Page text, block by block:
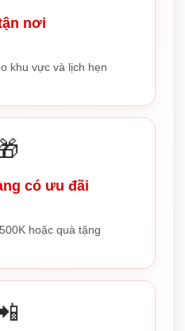
nơi
khu vực và lịch hẹn
có ưu đãi
hoặc quà tặng